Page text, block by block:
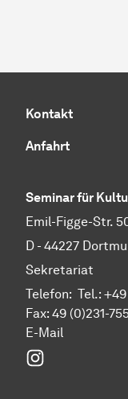
Kontakt
Anfahrt
Seminar für
Emil-Figge-Str.
D - 44227
Sekretariat
Telefon: Tel.:
Fax: 49 (0)231-
E-Mail